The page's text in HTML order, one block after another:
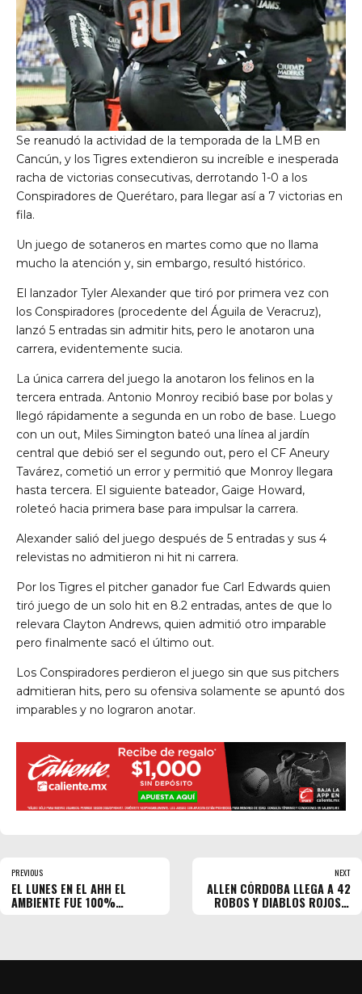
Se reanudó la actividad de la temporada de la LMB en
Cancún, y los Tigres extendieron su increíble e inesperada
racha de victorias consecutivas, derrotando 1-0 a los
Conspiradores de Querétaro, para llegar así a 7 victorias en
fila.
Un juego de sotaneros en martes como que no llama
mucho la atención y, sin embargo, resultó histórico.
El lanzador Tyler Alexander que tiró por primera vez con
los Conspiradores (procedente del Águila de Veracruz),
lanzó 5 entradas sin admitir hits, pero le anotaron una
carrera, evidentemente sucia.
La única carrera del juego la anotaron los felinos en la
tercera entrada. Antonio Monroy recibió base por bolas y
llegó rápidamente a segunda en un robo de base. Luego
con un out, Miles Simington bateó una línea al jardín
central que debió ser el segundo out, pero el CF Aneury
Tavárez, cometió un error y permitió que Monroy llegara
hasta tercera. El siguiente bateador, Gaige Howard,
roleteó hacia primera base para impulsar la carrera.
Alexander salió del juego después de 5 entradas y sus 4
relevistas no admitieron ni hit ni carrera.
Por los Tigres el pitcher ganador fue Carl Edwards quien
tiró juego de un solo hit en 8.2 entradas, antes de que lo
relevara Clayton Andrews, quien admitió otro imparable
pero finalmente sacó el último out.
Los Conspiradores perdieron el juego sin que sus pitchers
admitieran hits, pero su ofensiva solamente se apuntó dos
imparables y no lograron anotar.
PREVIOUS
EL LUNES EN EL AHH EL
AMBIENTE FUE 100%
NEXT
ALLEN CÓRDOBA LLEGA A 42
ROBOS Y DIABLOS ROJOS A